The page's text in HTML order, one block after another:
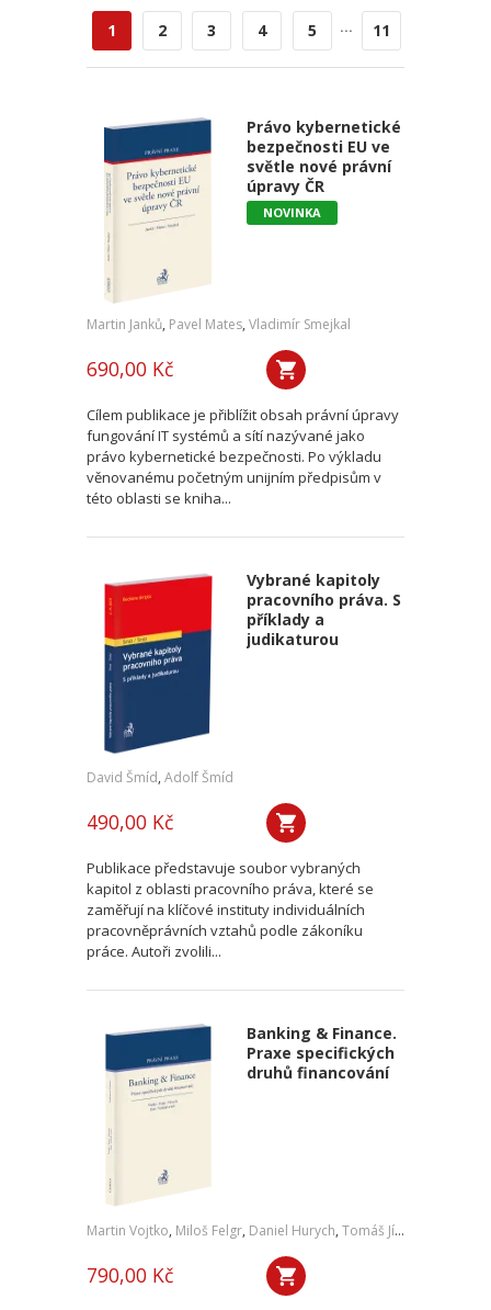
1 2 3 4 5 ... 11
Právo kybernetické
bezpečnosti EU ve
světle nové právní
úpravy ČR
NOVINKA
Martin Janků, Pavel Mates, Vladimír Smejkal
690,00 Kč
Cílem publikace je přiblížit obsah právní úpravy
fungování IT systémů a sítí nazývané jako
právo kybernetické bezpečnosti. Po výkladu
věnovanému početným unijním předpisům v
této oblasti se kniha...
Vybrané kapitoly
pracovního práva. S
příklady a
judikaturou
David Šmíd, Adolf Šmíd
490,00 Kč
Publikace představuje soubor vybraných
kapitol z oblasti pracovního práva, které se
zaměřují na klíčové instituty individuálních
pracovněprávních vztahů podle zákoníku
práce. Autoři zvolili...
Banking & Finance.
Praxe specifických
druhů financování
Martin Vojtko, Miloš Felgr, Daniel Hurych, Tomáš Jíně
790,00 Kč